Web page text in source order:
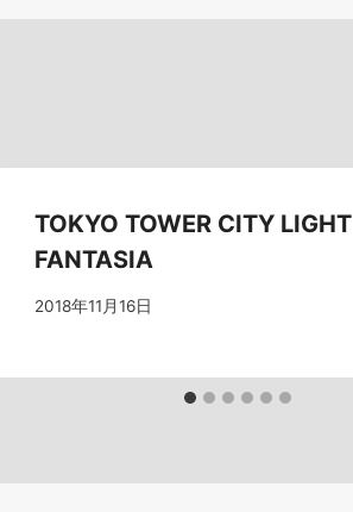
TOKYO TOWER CITY LIGHT
FANTASIA
2018年11月16日